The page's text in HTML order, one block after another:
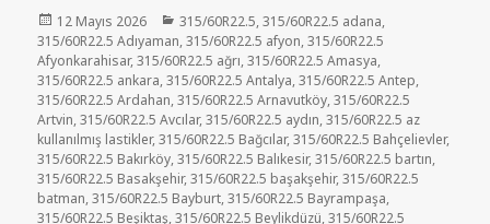
Yayın
tarihi
12 Mayıs 2026 Kategoriler
315/60R22.5 ,315/60R22.5 adana
315/60R22.5 Adıyaman ,315/60R22.5 afyon ,315/60R22.5
Afyonkarahisar,315/60R22.5 ağrı ,315/60R22.5 Amasya
315/60R22.5 ankara ,315/60R22.5 Antalya ,315/60R22.5 Antep
315/60R22.5 Ardahan ,315/60R22.5 Arnavutköy ,315/60R22.5
Artvin ,315/60R22.5 Avcılar,315/60R22.5 aydın ,315/60R22.5 az
kullanılmış lastikler,315/60R22.5 Bağcılar,315/60R22.5 Bahçelievler,
315/60R22.5 Bakırköy ,315/60R22.5 Balıkesir,315/60R22.5 bartın
315/60R22.5 Basakşehir,315/60R22.5 başakşehir,315/60R22.5
batman ,315/60R22.5 Bayburt ,315/60R22.5 Bayrampaşa
315/60R22.5 Beşiktaş ,315/60R22.5 Beylikdüzü ,315/60R22.5